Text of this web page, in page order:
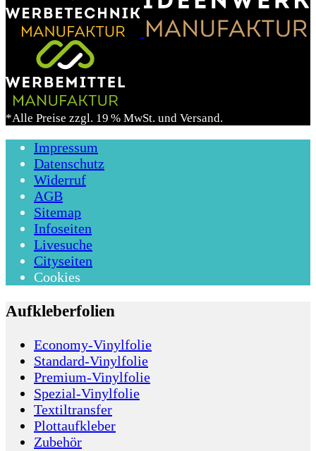
*Alle Preise zzgl. 19 % MwSt. und Versand.
Impressum
Datenschutz
Widerruf
AGB
Sitemap
Infoseiten
Livesuche
Cityseiten
Cookies
Aufkleberfolien
Economy-Vinylfolie
Standard-Vinylfolie
Premium-Vinylfolie
Spezial-Vinylfolie
Textiltransfer
Plottaufkleber
Zubehör